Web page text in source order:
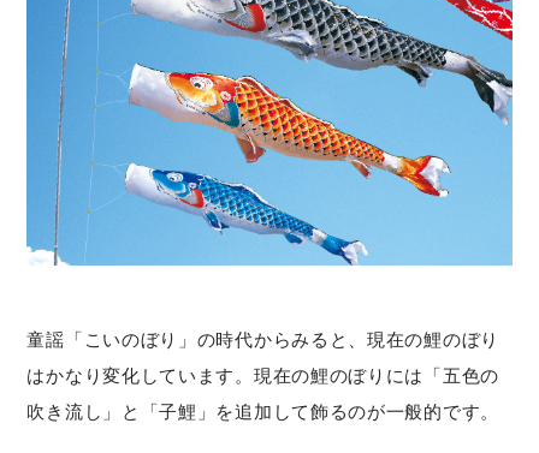
童謡「こいのぼり」の時代からみると、現在の鯉のぼり
はかなり変化しています。現在の鯉のぼりには「五色の
吹き流し」と「子鯉」を追加して飾るのが一般的です。